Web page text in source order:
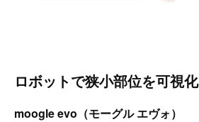
ロボットで狭小部位を可視化
moogle evo（モーグル エヴォ）